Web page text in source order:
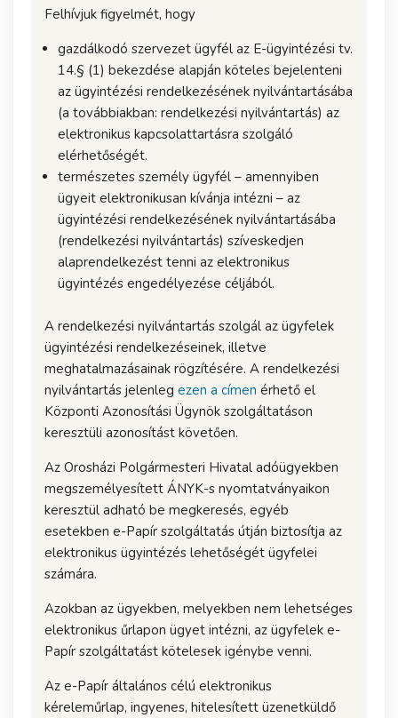
Felhívjuk figyelmét, hogy
gazdálkodó szervezet ügyfél az E-ügyintézési tv.
14.§ (1) bekezdése alapján köteles bejelenteni
az ügyintézési rendelkezésének nyilvántartásába
(a továbbiakban: rendelkezési nyilvántartás) az
elektronikus kapcsolattartásra szolgáló
elérhetőségét.
természetes személy ügyfél – amennyiben
ügyeit elektronikusan kívánja intézni – az
ügyintézési rendelkezésének nyilvántartásába
(rendelkezési nyilvántartás) szíveskedjen
alaprendelkezést tenni az elektronikus
ügyintézés engedélyezése céljából.
A rendelkezési nyilvántartás szolgál az ügyfelek
ügyintézési rendelkezéseinek, illetve
meghatalmazásainak rögzítésére. A rendelkezési
nyilvántartás jelenleg ezen a címen érhető el
Központi Azonosítási Ügynök szolgáltatáson
keresztüli azonosítást követően.
Az Orosházi Polgármesteri Hivatal adóügyekben
megszemélyesített ÁNYK-s nyomtatványaikon
keresztül adható be megkeresés, egyéb
esetekben e-Papír szolgáltatás útján biztosítja az
elektronikus ügyintézés lehetőségét ügyfelei
számára.
Azokban az ügyekben, melyekben nem lehetséges
elektronikus űrlapon ügyet intézni, az ügyfelek e-
Papír szolgáltatást kötelesek igénybe venni.
Az e-Papír általános célú elektronikus
kéreleműrlap, ingyenes, hitelesített üzenetküldő